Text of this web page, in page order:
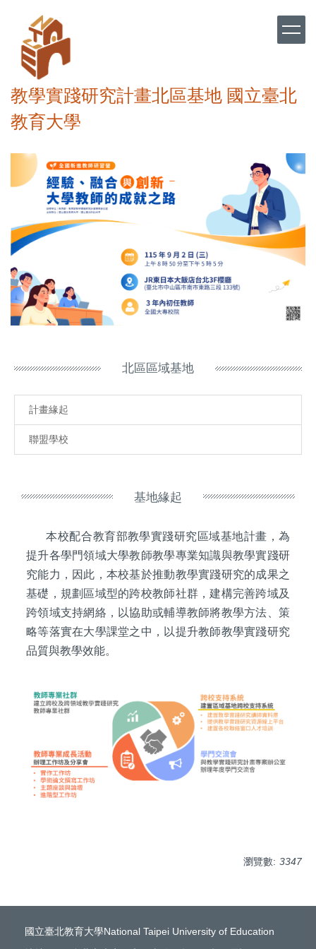
區
教學實踐研究計畫北區基地 國立臺北
教育大學
北區區域基地
計畫緣起
聯盟學校
基地緣起
本校配合​教育部教學實踐研究區域基地計畫，為
提升各學門領域大學教師教學專業知識與教學實踐研
究能力，因此，本校基於推動教學實踐研究的成果之
基礎，規劃區域型的跨校教師社群，建構完善跨域及
跨領域支持網絡，以協助或輔導教師將教學方法、策
略等落實在大學課堂之中，以提升教師教學實踐研究
品質與教學效能。
瀏覽數: 3347
國立臺北教育大學National Taipei University of Education